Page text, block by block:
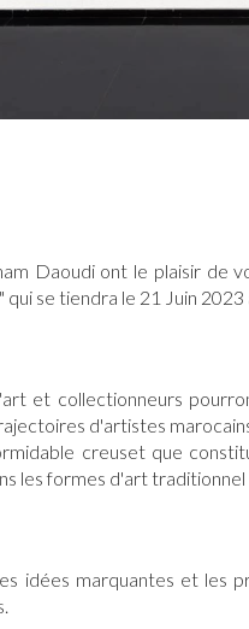
Daoudi ont le plaisir de
se tiendra le 21 Juin
et collectionneurs
d'artistes
creuset que
les formes d'art
idées marquantes et les